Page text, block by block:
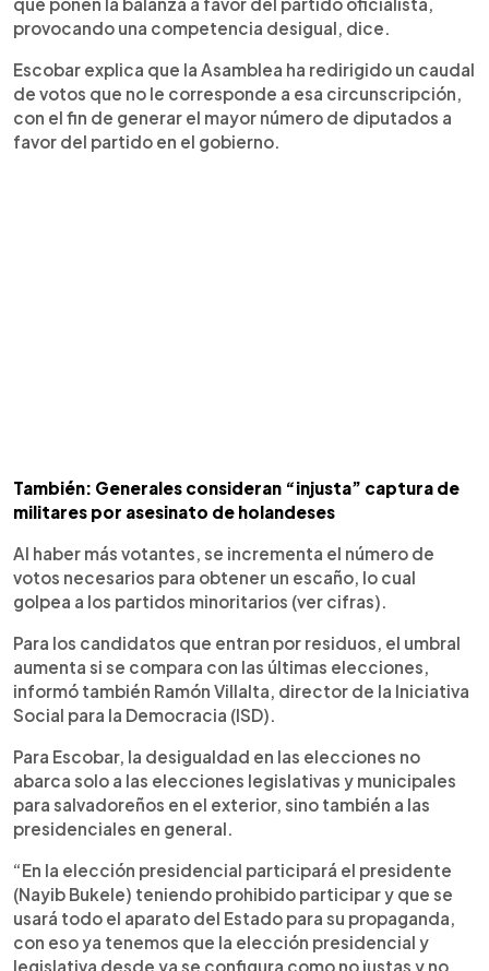
provocando una competencia desigual, dice.
Escobar explica que la Asamblea ha redirigido un caudal
de votos que no le corresponde a esa circunscripción,
con el fin de generar el mayor número de diputados a
favor del partido en el gobierno.
También: Generales consideran “injusta” captura de
militares por asesinato de holandeses
Al haber más votantes, se incrementa el número de
votos necesarios para obtener un escaño, lo cual
golpea a los partidos minoritarios (ver cifras).
Para los candidatos que entran por residuos, el umbral
aumenta si se compara con las últimas elecciones,
informó también Ramón Villalta, director de la Iniciativa
Social para la Democracia (ISD).
Para Escobar, la desigualdad en las elecciones no
abarca solo a las elecciones legislativas y municipales
para salvadoreños en el exterior, sino también a las
presidenciales en general.
“En la elección presidencial participará el presidente
(Nayib Bukele) teniendo prohibido participar y que se
usará todo el aparato del Estado para su propaganda,
con eso ya tenemos que la elección presidencial y
legislativa desde ya se configura como no justas y no